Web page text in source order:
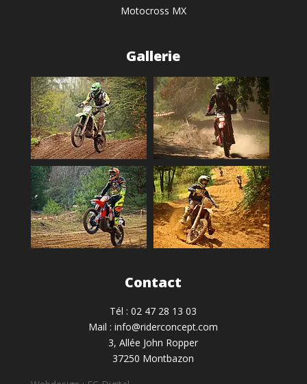
Motocross MX
Gallerie
Contact
Tél : 02 47 28 13 03
Mail : info@riderconcept.com
3, Allée John Ropper
37250 Montbazon